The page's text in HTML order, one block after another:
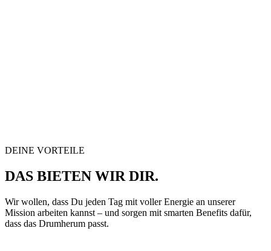
DEINE VORTEILE
DAS BIETEN WIR DIR.
Wir wollen, dass Du jeden Tag mit voller Energie an unserer
Mission arbeiten kannst – und sorgen mit smarten Benefits dafür,
dass das Drumherum passt.